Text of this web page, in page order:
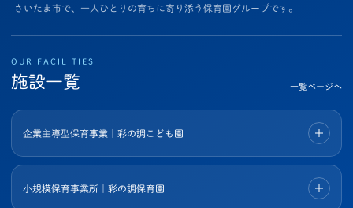
さいたま市で、一人ひとりの育ちに寄り添う保育園グループです。
OUR FACILITIES
施設一覧 一覧ページへ
企業主導型保育事業｜彩の調こども園
小規模保育事業所｜彩の調保育園